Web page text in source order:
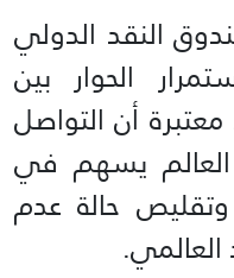
النقد الدولي
الحوار بين
معتبرة أن التواصل
العالم يسهم في
وتقليص حالة عدم
العالمي.